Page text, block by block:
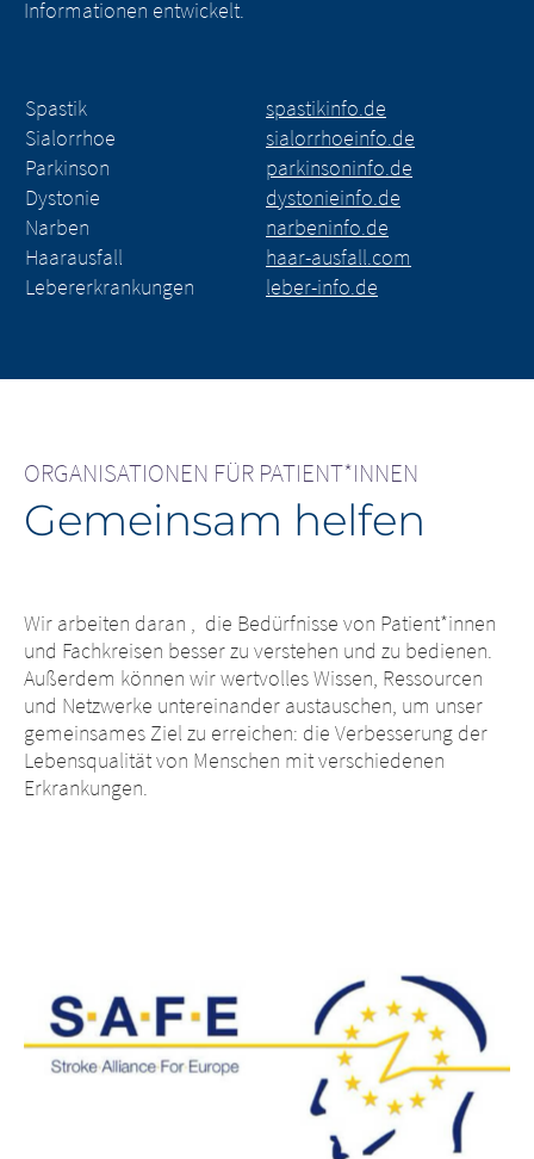
Informationen entwickelt.
Spastik
spastikinfo.de
Sialorrhoe
sialorrhoeinfo.de
Parkinson
parkinsoninfo.de
Dystonie
dystonieinfo.de
Narben
narbeninfo.de
Haarausfall
haar-ausfall.com
Lebererkrankungen
leber-info.de
ORGANISATIONEN FÜR PATIENT*INNEN
Gemeinsam helfen
Wir arbeiten daran , die Bedürfnisse von Patient*innen
und Fachkreisen besser zu verstehen und zu bedienen.
Außerdem können wir wertvolles Wissen, Ressourcen
und Netzwerke untereinander austauschen, um unser
gemeinsames Ziel zu erreichen: die Verbesserung der
Lebensqualität von Menschen mit verschiedenen
Erkrankungen.